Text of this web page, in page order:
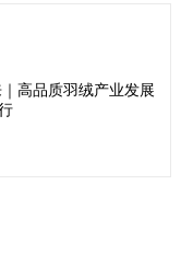
高品质羽绒产业发展